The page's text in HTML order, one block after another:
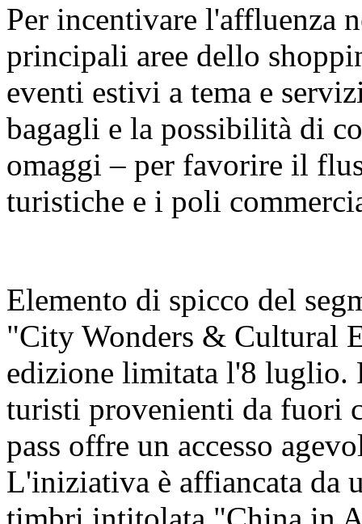
Per incentivare l'affluenza
principali aree dello
eventi estivi a tema e
bagagli e la possibilità di
omaggi – per favorire il
turistiche e i poli
Elemento di spicco del
"City Wonders & Cultural
edizione limitata l'8 luglio.
turisti provenienti da fuori
pass offre un accesso
L'iniziativa è affiancata da